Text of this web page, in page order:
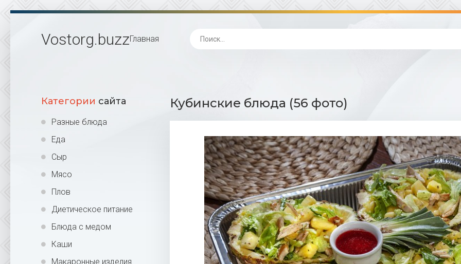
Vostorg.buzzГлавная
Категории сайта
Разные блюда
Еда
Сыр
Мясо
Плов
Диетическое питание
Блюда с медом
Каши
Макаронные изделия
Кубинские блюда (56 фото)